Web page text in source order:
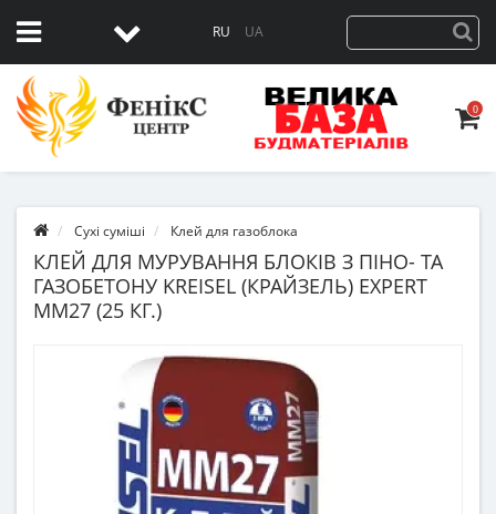
RU UA
0
Сухі суміші Клей для газоблока
КЛЕЙ ДЛЯ МУРУВАННЯ БЛОКІВ З ПІНО- ТА
ГАЗОБЕТОНУ KREISEL (КРАЙЗЕЛЬ) EXPERT
MM27 (25 КГ.)